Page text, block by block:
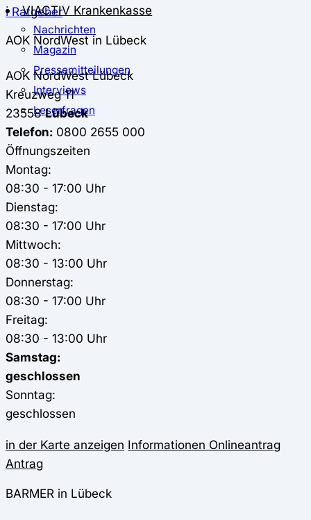
ℹ Ratgeber
Nachrichten
Magazin
Pressemitteilungen
Interviews
Leserfragen
VIACTIV Krankenkasse
AOK NordWest in Lübeck
AOK NordWest Lübeck
Kreuzweg 11
23558Lübeck
Telefon: 0800 2655 000
Öffnungszeiten
Montag:
08:30 - 17:00 Uhr
Dienstag:
08:30 - 17:00 Uhr
Mittwoch:
08:30 - 13:00 Uhr
Donnerstag:
08:30 - 17:00 Uhr
Freitag:
08:30 - 13:00 Uhr
Samstag:
geschlossen
Sonntag:
geschlossen
in der Karte anzeigen Informationen Onlineantrag
Antrag
BARMER in Lübeck